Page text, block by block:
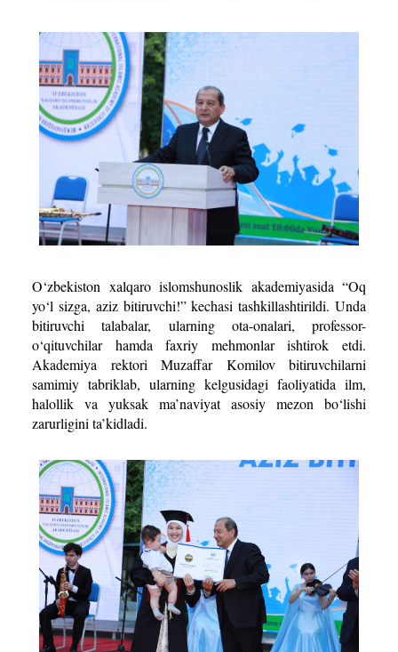
O‘zbekiston xalqaro islomshunoslik akademiyasida “Oq
yo‘l sizga, aziz bitiruvchi!” kechasi tashkillashtirildi. Unda
bitiruvchi talabalar, ularning ota-onalari, professor-
o‘qituvchilar hamda faxriy mehmonlar ishtirok etdi.
Akademiya rektori Muzaffar Komilov bitiruvchilarni
samimiy tabriklab, ularning kelgusidagi faoliyatida ilm,
halollik va yuksak ma’naviyat asosiy mezon bo‘lishi
zarurligini ta’kidladi.